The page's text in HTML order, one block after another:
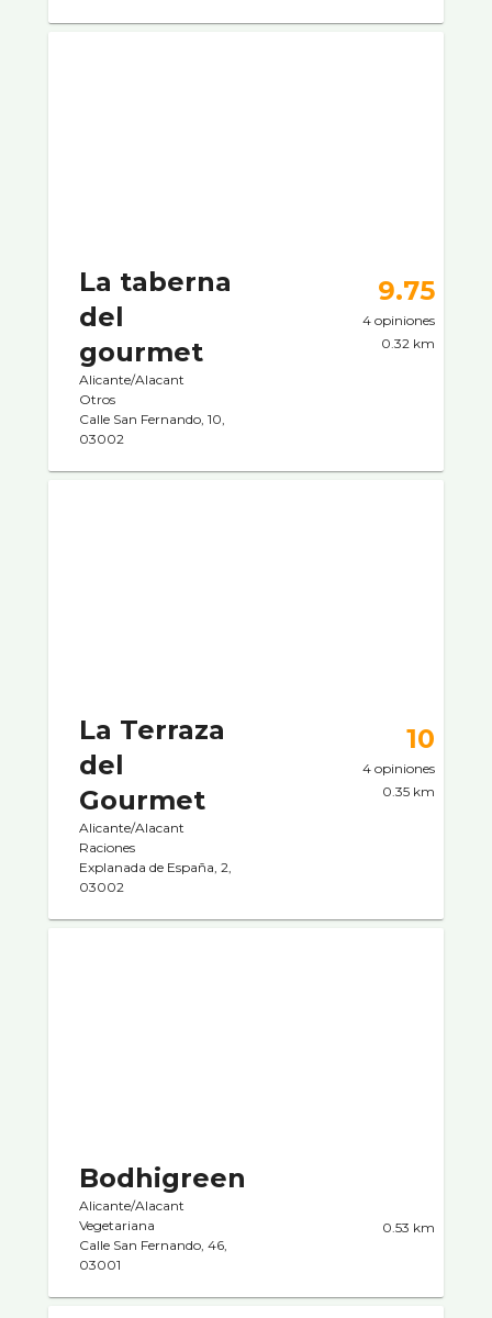
La taberna
del
gourmet
Alicante/Alacant
Otros
Calle San Fernando, 10,
03002
9.75
4 opiniones
0.32 km
La Terraza
del
Gourmet
Alicante/Alacant
Raciones
Explanada de España, 2,
03002
10
4 opiniones
0.35 km
Bodhigreen
Alicante/Alacant
Vegetariana
Calle San Fernando, 46,
03001
0.53 km